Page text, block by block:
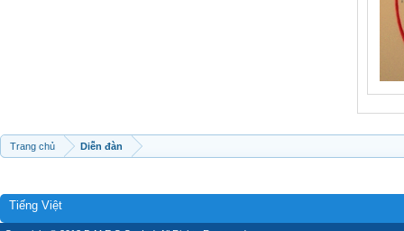
Trang chủ Diễn đàn
Tiếng Việt